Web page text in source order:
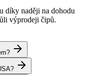
díky naději na dohodu
výprodeji čipů.